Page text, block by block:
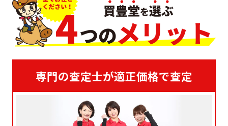
専門の査定士が適正価格で査定